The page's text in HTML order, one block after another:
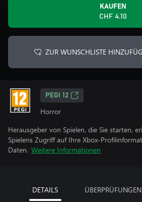
KAUFEN
CHF 4.10
ZUR WUNSCHLISTE
PEGI 12
Horror
Herausgeber von Spielen, die Sie starten,
Spielens Zugriff auf Ihre Xbox-
Daten. Weitere Informationen
DETAILS ÜBERPRÜFUNGEN